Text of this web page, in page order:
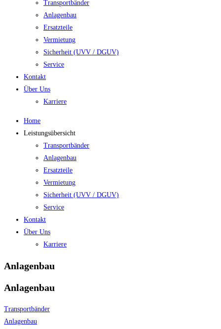
Transportbänder
Anlagenbau
Ersatzteile
Vermietung
Sicherheit (UVV / DGUV)
Service
Kontakt
Über Uns
Karriere
Home
Leistungsübersicht
Transportbänder
Anlagenbau
Ersatzteile
Vermietung
Sicherheit (UVV / DGUV)
Service
Kontakt
Über Uns
Karriere
Anlagenbau
Anlagenbau
Transportbänder
Anlagenbau